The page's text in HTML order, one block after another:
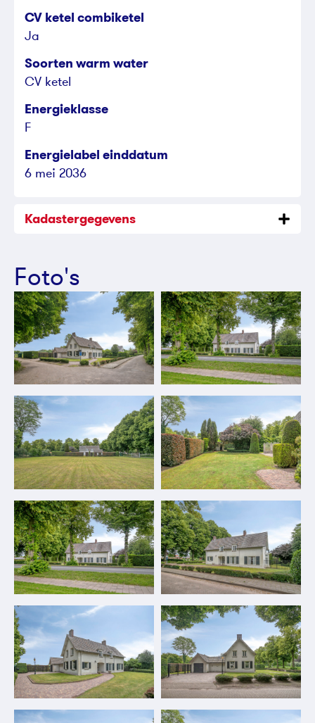
CV ketel combiketel
Ja
Soorten warm water
CV ketel
Energieklasse
F
Energielabel einddatum
6 mei 2036
Kadastergegevens
Foto's